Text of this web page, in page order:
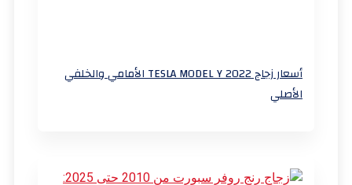
أسعار زجاج TESLA MODEL Y 2022 الأمامي والخلفي
الأصلي